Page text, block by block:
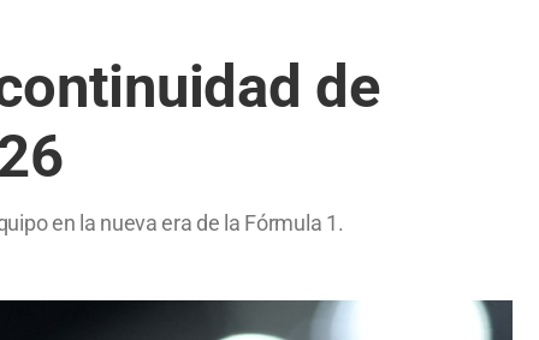
de
en la nueva era de la Fórmula 1.